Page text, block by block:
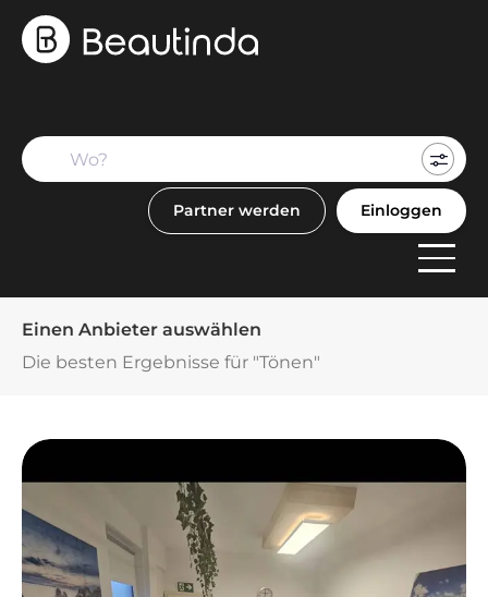
Partner werden Einloggen
Einen Anbieter auswählen
Die besten Ergebnisse für "Tönen"